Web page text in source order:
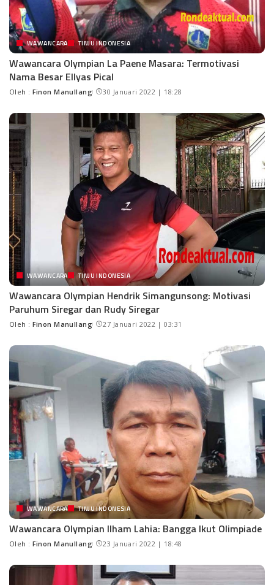
WAWANCARA TINJU INDONESIA
Wawancara Olympian La Paene Masara: Termotivasi
Nama Besar Ellyas Pical
Oleh : Finon Manullang 30 Januari 2022 | 18:28
WAWANCARA TINJU INDONESIA
Wawancara Olympian Hendrik Simangunsong: Motivasi
Paruhum Siregar dan Rudy Siregar
Oleh : Finon Manullang 27 Januari 2022 | 03:31
WAWANCARA TINJU INDONESIA
Wawancara Olympian Ilham Lahia: Bangga Ikut Olimpiade
Oleh : Finon Manullang 23 Januari 2022 | 18:48